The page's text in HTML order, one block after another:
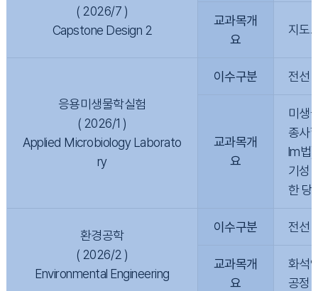
( 2026/7 )
Capstone Design 2
교과목개
요
지도
응용미생물학실험
( 2026/1 )
Applied Microbiology Laborato
ry
이수구분 전선
교과목개
요
미생
종사
lm법)
기성
한 당
환경공학
( 2026/2 )
Environmental Engineering
이수구분 전선
교과목개
요
화석
공정